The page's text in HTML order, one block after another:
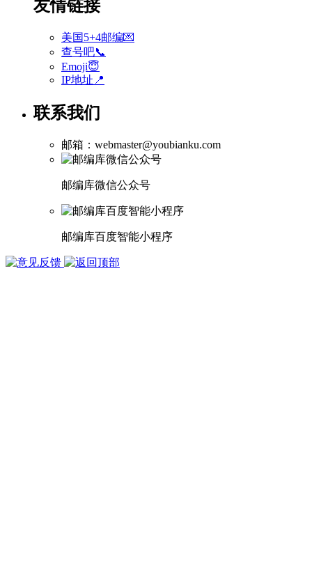
友情链接
美国5+4邮编💌
查号吧📞
Emoji😇
IP地址📍
联系我们
邮箱：webmaster@youbianku.com
邮编库微信公众号
邮编库百度智能小程序